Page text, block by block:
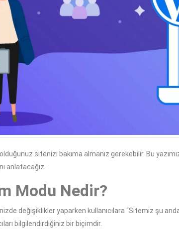
sitenizi bakıma almanız gerekebilir. Bu
anlatacağız.
Modu Nedir?
değişiklikler yaparken kullanıcılara “Sitemiz şu
bilgilendirdiğiniz bir biçimdir.